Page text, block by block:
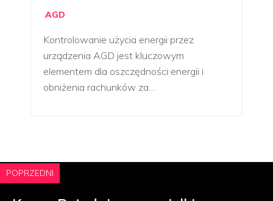
AGD
Kontrolowanie użycia energii przez
urządzenia AGD jest kluczowym
elementem dla oszczędności energii i
obniżenia rachunków za…
POPRZEDNI